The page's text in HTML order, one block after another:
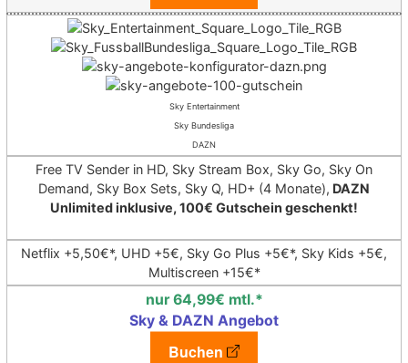
Sky Entertainment
Sky Bundesliga
DAZN
Free TV Sender in HD, Sky Stream Box, Sky Go, Sky On
Demand, Sky Box Sets, Sky Q, HD+ (4 Monate), DAZN
Unlimited inklusive, 100€ Gutschein geschenkt!
Netflix +5,50€*, UHD +5€, Sky Go Plus +5€*, Sky Kids +5€,
Multiscreen +15€*
nur 64,99€ mtl.*
Sky & DAZN Angebot
Buchen